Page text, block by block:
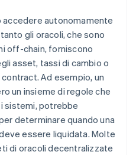
accedere autonomamente
gli oracoli, che sono
off-chain, forniscono
asset, tassi di cambio o
Ad esempio, un
un insieme di regole che
sistemi, potrebbe
determinare quando una
essere liquidata. Molte
di oracoli decentralizzate